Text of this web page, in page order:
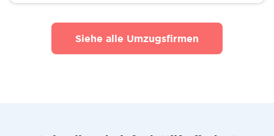
Siehe alle Umzugsfirmen